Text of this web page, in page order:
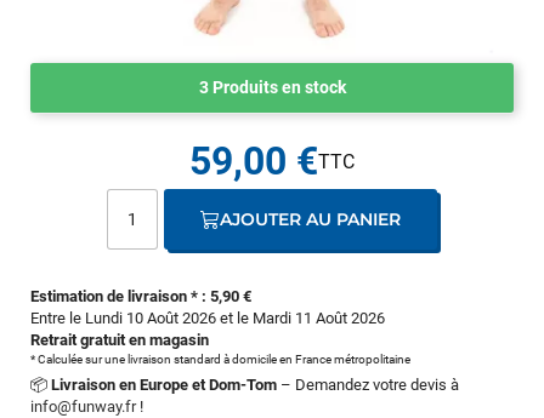
3 Produits en stock
Estimation de livraison * : 5,90 €
Entre le Lundi 10 Août 2026 et le Mardi 11 Août 2026
Retrait gratuit en magasin
* Calculée sur une livraison standard à domicile en France métropolitaine
📦 Livraison en Europe et Dom-Tom – Demandez votre devis à
info@funway.fr!
59,00 €
AJOUTER AU PANIER